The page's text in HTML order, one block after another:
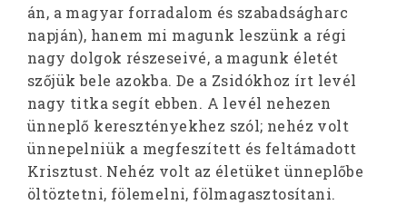
án, a magyar forradalom és szabadságharc
napján), hanem mi magunk leszünk a régi
nagy dolgok részeseivé, a magunk életét
szőjük bele azokba. De a Zsidókhoz írt levél
nagy titka segít ebben. A levél nehezen
ünneplő keresztényekhez szól; nehéz volt
ünnepelniük a megfeszített és feltámadott
Krisztust. Nehéz volt az életüket ünneplőbe
öltöztetni, fölemelni, fölmagasztosítani.